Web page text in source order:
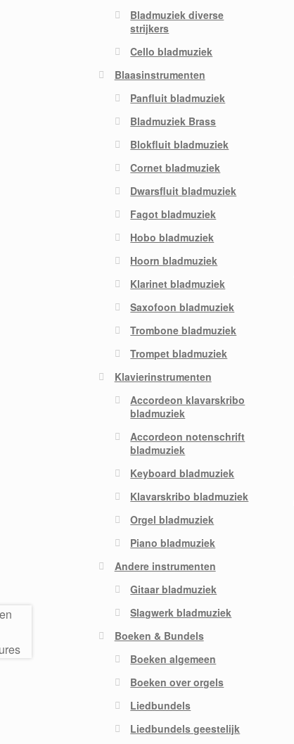
Bladmuziek diverse
strijkers
Cello bladmuziek
Blaasinstrumenten
Panfluit bladmuziek
Bladmuziek Brass
Blokfluit bladmuziek
Cornet bladmuziek
Dwarsfluit bladmuziek
Fagot bladmuziek
Hobo bladmuziek
Hoorn bladmuziek
Klarinet bladmuziek
Saxofoon bladmuziek
Trombone bladmuziek
Trompet bladmuziek
Klavierinstrumenten
Accordeon klavarskribo
bladmuziek
Accordeon notenschrift
bladmuziek
Keyboard bladmuziek
Klavarskribo bladmuziek
Orgel bladmuziek
Piano bladmuziek
Andere instrumenten
Gitaar bladmuziek
Slagwerk bladmuziek
Boeken & Bundels
Boeken algemeen
Boeken over orgels
Liedbundels
Liedbundels geestelijk